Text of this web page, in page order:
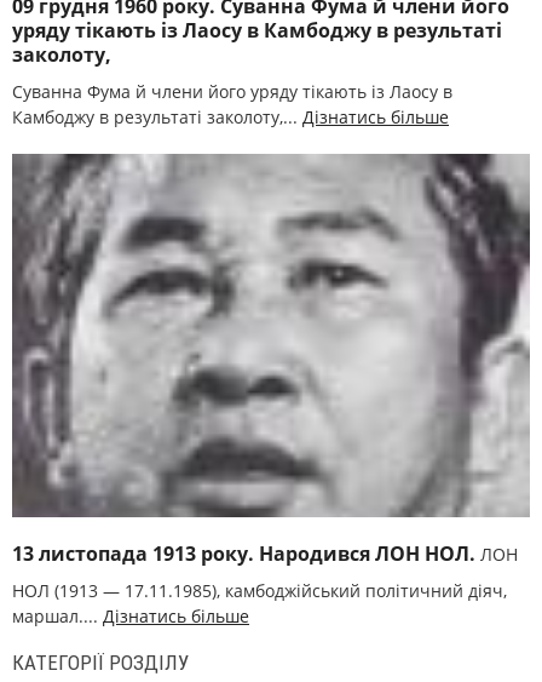
09 грудня 1960 року. Суванна Фума й члени його
уряду тікають із Лаосу в Камбоджу в результаті
заколоту,
Суванна Фума й члени його уряду тікають із Лаосу в
Камбоджу в результаті заколоту,... Дізнатись більше
13 листопада 1913 року. Народився ЛОН НОЛ. ЛОН
НОЛ (1913 — 17.11.1985), камбоджійський політичний діяч,
маршал.... Дізнатись більше
КАТЕГОРІЇ РОЗДІЛУ